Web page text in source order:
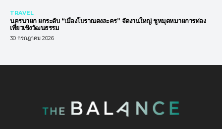
TRAVEL
นครนายก ยกระดับ “เมืองโบราณดงละคร” จัดงานใหญ่ ชูหมุดหมายการท่อง
เที่ยวเชิงวัฒนธรรม
30 กรกฎาคม 2026